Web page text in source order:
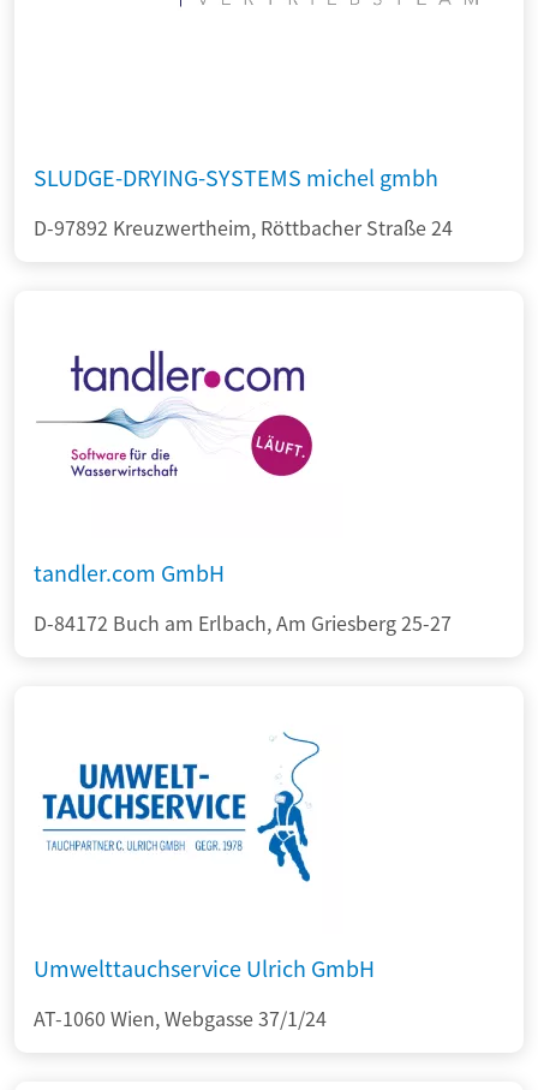
SLUDGE-DRYING-SYSTEMS michel gmbh
D-97892 Kreuzwertheim, Röttbacher Straße 24
tandler.com GmbH
D-84172 Buch am Erlbach, Am Griesberg 25-27
Umwelttauchservice Ulrich GmbH
AT-1060 Wien, Webgasse 37/1/24